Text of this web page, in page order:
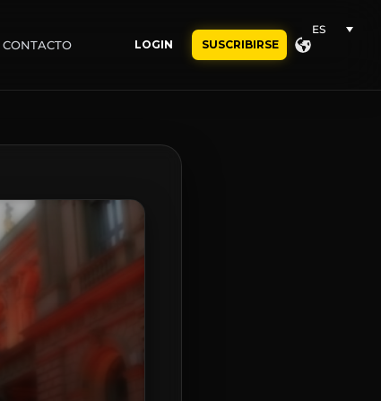
CONTACTO LOGIN SUSCRIBIRSE
ES